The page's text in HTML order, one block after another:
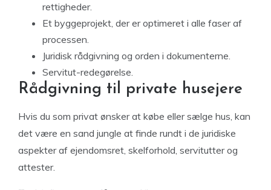
rettigheder.
Et byggeprojekt, der er optimeret i alle faser af
processen.
Juridisk rådgivning og orden i dokumenterne.
Servitut-redegørelse.
Rådgivning til private husejere
Hvis du som privat ønsker at købe eller sælge hus, kan
det være en sand jungle at finde rundt i de juridiske
aspekter af ejendomsret, skelforhold, servitutter og
attester.